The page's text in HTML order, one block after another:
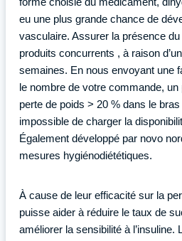
eu une plus grande chance de
vasculaire. Assurer la présence
produits concurrents , à raison
semaines. En nous envoyant une
le nombre de votre commande,
perte de poids > 20 % dans le
impossible de charger la
Également développé par novo
mesures hygiénodiététiques.
À cause de leur efficacité sur la
puisse aider à réduire le taux de
améliorer la sensibilité à